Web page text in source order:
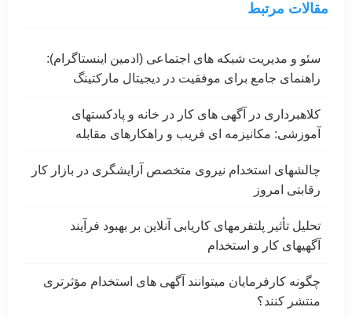
مقالات مرتبط
سئو و مدیریت شبکه های اجتماعی (ادمین اینستاگرام):
راهنمای جامع برای موفقیت در دیجیتال مارکتینگ
کلاهبرداری در آگهی های کار در خانه و پادکستهای
آموزشی: مکانیزمه ای فریب و راهکارهای مقابله
چالشهای استخدام نیروی متخصص آرایشگری در بازار کار
رقابتی امروز
تحلیل تأثیر پلتفرمهای کاریابی آنلاین بر بهبود فرآیند
آگهیهای کار و استخدام
چگونه کارفرمایان میتوانند آگهی های استخدام مؤثرتری
منتشر کنند؟